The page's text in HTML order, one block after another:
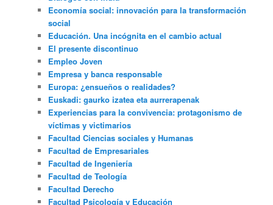
Economía social: innovación para la transformación
social
Educación. Una incógnita en el cambio actual
El presente discontinuo
Empleo Joven
Empresa y banca responsable
Europa: ¿ensueños o realidades?
Euskadi: gaurko izatea eta aurrerapenak
Experiencias para la convivencia: protagonismo de
víctimas y victimarios
Facultad Ciencias sociales y Humanas
Facultad de Empresariales
Facultad de Ingeniería
Facultad de Teología
Facultad Derecho
Facultad Psicología y Educación